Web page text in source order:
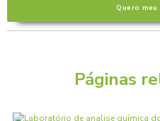
Quero
Páginas